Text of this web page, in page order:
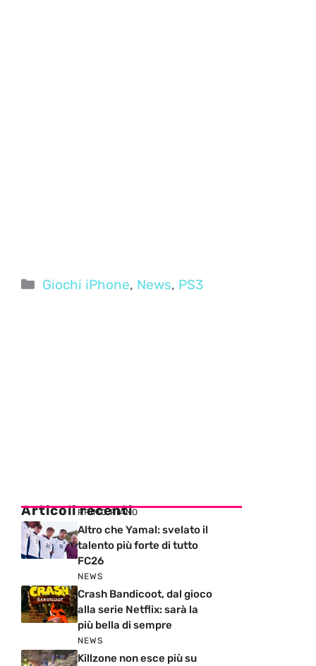
Categorie
Giochi iPhone, News, PS3
Articoli recenti
PRIMO PIANO
Altro che Yamal: svelato il
talento più forte di tutto
FC26
NEWS
Crash Bandicoot, dal gioco
alla serie Netflix: sarà la
più bella di sempre
NEWS
Killzone non esce più su